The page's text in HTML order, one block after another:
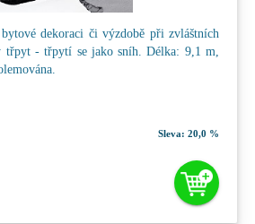
dekoraci či výzdobě při zvláštních
třpyt - třpytí se jako sníh. Délka: 9,1 m,
Sleva: 20,0 %